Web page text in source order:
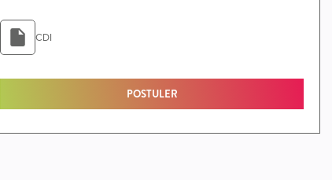
CDI
POSTULER